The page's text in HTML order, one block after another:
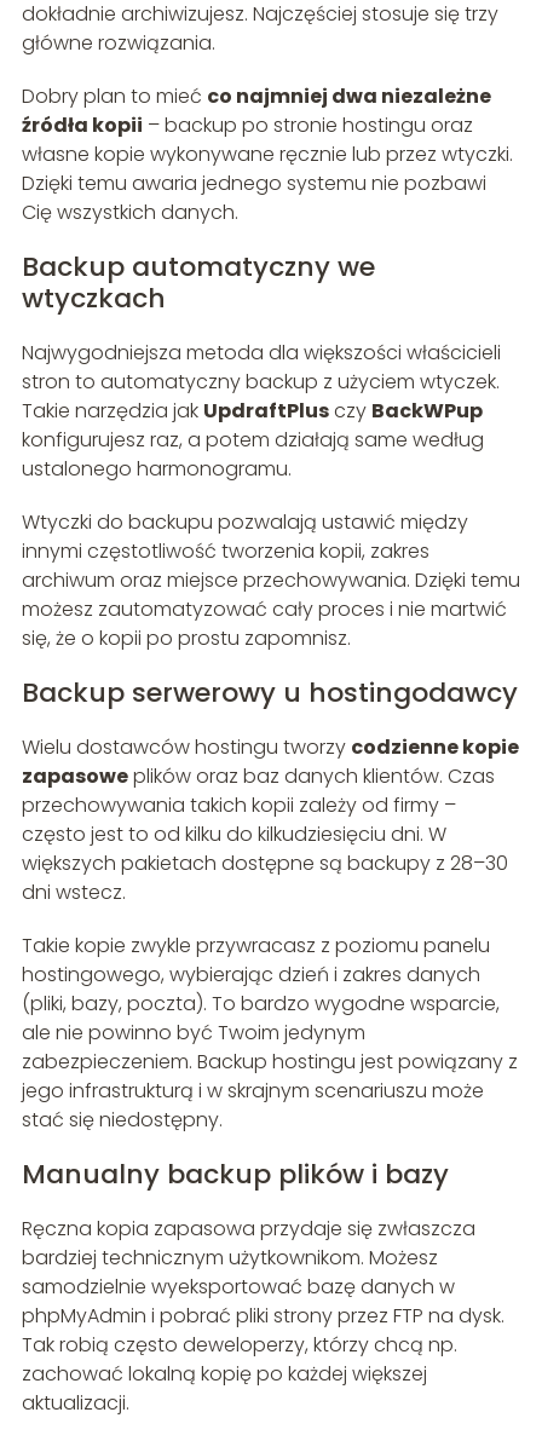
dokładnie archiwizujesz. Najczęściej stosuje się trzy
główne rozwiązania.
Dobry plan to mieć co najmniej dwa niezależne
źródła kopii – backup po stronie hostingu oraz
własne kopie wykonywane ręcznie lub przez wtyczki.
Dzięki temu awaria jednego systemu nie pozbawi
Cię wszystkich danych.
Backup automatyczny we
wtyczkach
Najwygodniejsza metoda dla większości właścicieli
stron to automatyczny backup z użyciem wtyczek.
Takie narzędzia jak UpdraftPlusczy BackWPup
konfigurujesz raz, a potem działają same według
ustalonego harmonogramu.
Wtyczki do backupu pozwalają ustawić między
innymi częstotliwość tworzenia kopii, zakres
archiwum oraz miejsce przechowywania. Dzięki temu
możesz zautomatyzować cały proces i nie martwić
się, że o kopii po prostu zapomnisz.
Backup serwerowy u hostingodawcy
Wielu dostawców hostingu tworzy codzienne kopie
zapasoweplików oraz baz danych klientów. Czas
przechowywania takich kopii zależy od firmy –
często jest to od kilku do kilkudziesięciu dni. W
większych pakietach dostępne są backupy z 28–30
dni wstecz.
Takie kopie zwykle przywracasz z poziomu panelu
hostingowego, wybierając dzień i zakres danych
(pliki, bazy, poczta). To bardzo wygodne wsparcie,
ale nie powinno być Twoim jedynym
zabezpieczeniem. Backup hostingu jest powiązany z
jego infrastrukturą i w skrajnym scenariuszu może
stać się niedostępny.
Manualny backup plików i bazy
Ręczna kopia zapasowa przydaje się zwłaszcza
bardziej technicznym użytkownikom. Możesz
samodzielnie wyeksportować bazę danych w
phpMyAdmin i pobrać pliki strony przez FTP na dysk.
Tak robią często deweloperzy, którzy chcą np.
zachować lokalną kopię po każdej większej
aktualizacji.